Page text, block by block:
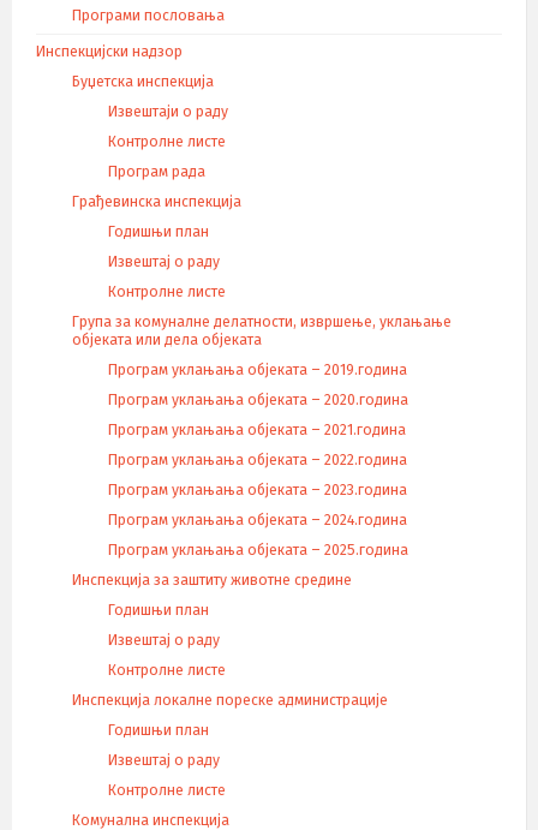
Програми пословања
Инспекцијски надзор
Буџетска инспекција
Извештаји о раду
Контролне листе
Програм рада
Грађевинска инспекција
Годишњи план
Извештај о раду
Контролне листе
Група за комуналне делатности, извршење, уклањање
објеката или дела објеката
Програм уклањања објеката – 2019.година
Програм уклањања објеката – 2020.година
Програм уклањања објеката – 2021.година
Програм уклањања објеката – 2022.година
Програм уклањања објеката – 2023.година
Програм уклањања објеката – 2024.година
Програм уклањања објеката – 2025.година
Инспекција за заштиту животне средине
Годишњи план
Извештај о раду
Контролне листе
Инспекција локалне пореске администрације
Годишњи план
Извештај о раду
Контролне листе
Комунална инспекција